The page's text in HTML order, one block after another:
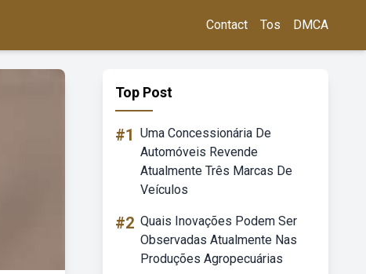
Contact Tos DMCA
Top Post
#1 Uma Concessionária De
Automóveis Revende
Atualmente Três Marcas De
Veículos
#2 Quais Inovações Podem Ser
Observadas Atualmente Nas
Produções Agropecuárias